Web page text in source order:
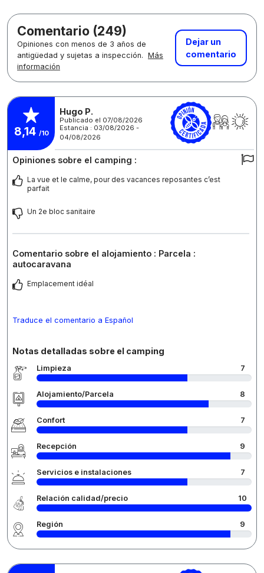
Comentario (249)
Opiniones con menos de 3 años de
antigüedad y sujetas a inspección. Más
información
Dejar un
comentario
8,14 /10
Hugo P.
Publicado el 07/08/2026
Estancia : 03/08/2026 -
04/08/2026
Opiniones sobre el camping :
La vue et le calme, pour des vacances reposantes c’est
parfait
Un 2e bloc sanitaire
Comentario sobre el alojamiento : Parcela :
autocaravana
Emplacement idéal
Traduce el comentario a Español
Notas detalladas sobre el camping
Limpieza 7
Alojamiento/Parcela 8
Confort 7
Recepción 9
Servicios e instalaciones 7
Relación calidad/precio 10
Región 9